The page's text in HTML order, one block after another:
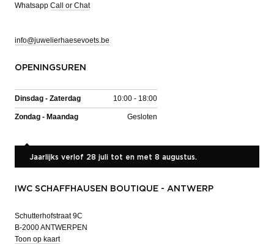
Whatsapp Call or Chat
info@juwelierhaesevoets.be
OPENINGSUREN
Dinsdag - Zaterdag 10:00 - 18:00
Zondag - Maandag Gesloten
Jaarlijks verlof 28 juli tot en met 8 augustus.
IWC SCHAFFHAUSEN BOUTIQUE - ANTWERP
Schutterhofstraat 9C
B-2000 ANTWERPEN
Toon op kaart